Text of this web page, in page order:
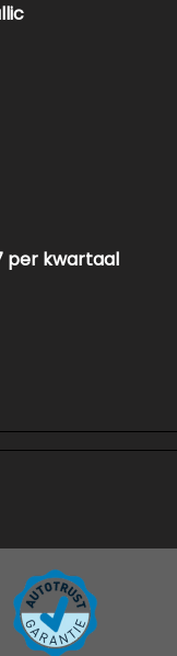
per kwartaal